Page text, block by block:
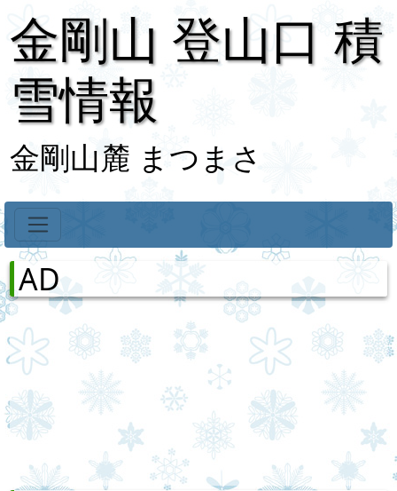
金剛山 登山口 積
雪情報
金剛山麓 まつまさ
AD